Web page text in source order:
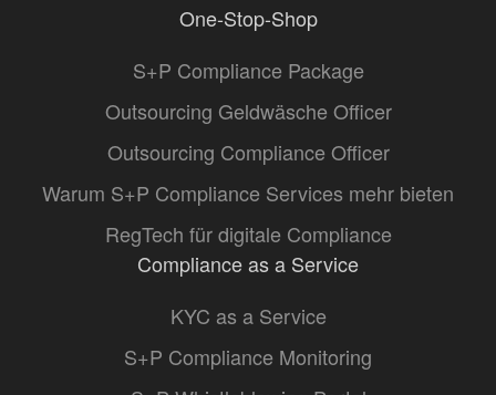
One-Stop-Shop
S+P Compliance Package
Outsourcing Geldwäsche Officer
Outsourcing Compliance Officer
Warum S+P Compliance Services mehr bieten
RegTech für digitale Compliance
Compliance as a Service
KYC as a Service
S+P Compliance Monitoring